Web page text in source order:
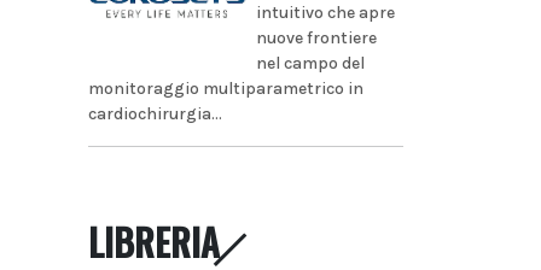
intuitivo che apre
nuove frontiere
nel campo del
monitoraggio multiparametrico in
cardiochirurgia...
LIBRERIA